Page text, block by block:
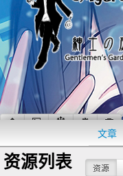
文章
资源列表 资源